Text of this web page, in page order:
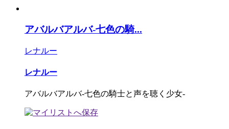
アバルバアルバ-七色の騎...
レナルー
レナルー
アバルバアルバ-七色の騎士と声を聴く少女-